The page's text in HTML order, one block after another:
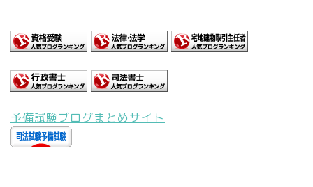
予備試験ブログまとめサイト